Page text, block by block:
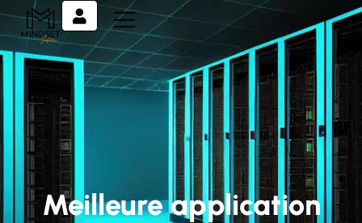
Meilleure application